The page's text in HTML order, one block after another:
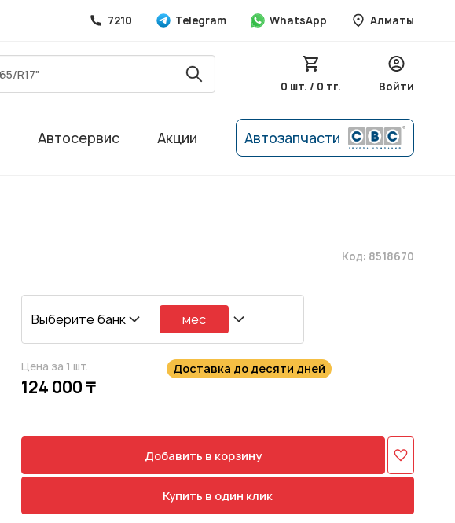
7210 Telegram WhatsApp Алматы
0 шт. / 0 тг. Войти
Автосервис Акции Автозапчасти
Код: 8518670
Выберите банк мес
Цена за 1 шт.
124 000 ₸
Доставка до десяти дней
Добавить в корзину
Купить в один клик